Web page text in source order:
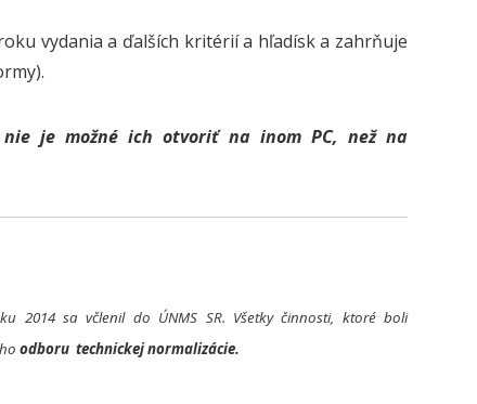
vydania a ďalších kritérií a hľadísk a zahrňuje
nie je možné ich otvoriť na inom PC, než na
2014 sa včlenil do ÚNMS SR. Všetky činnosti, ktoré boli
odboru technickej normalizácie.